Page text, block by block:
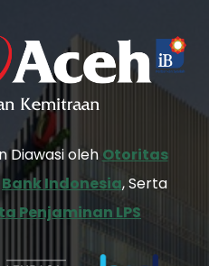
Diawasi oleh Otoritas
Bank Indonesia, Serta
Penjaminan LPS